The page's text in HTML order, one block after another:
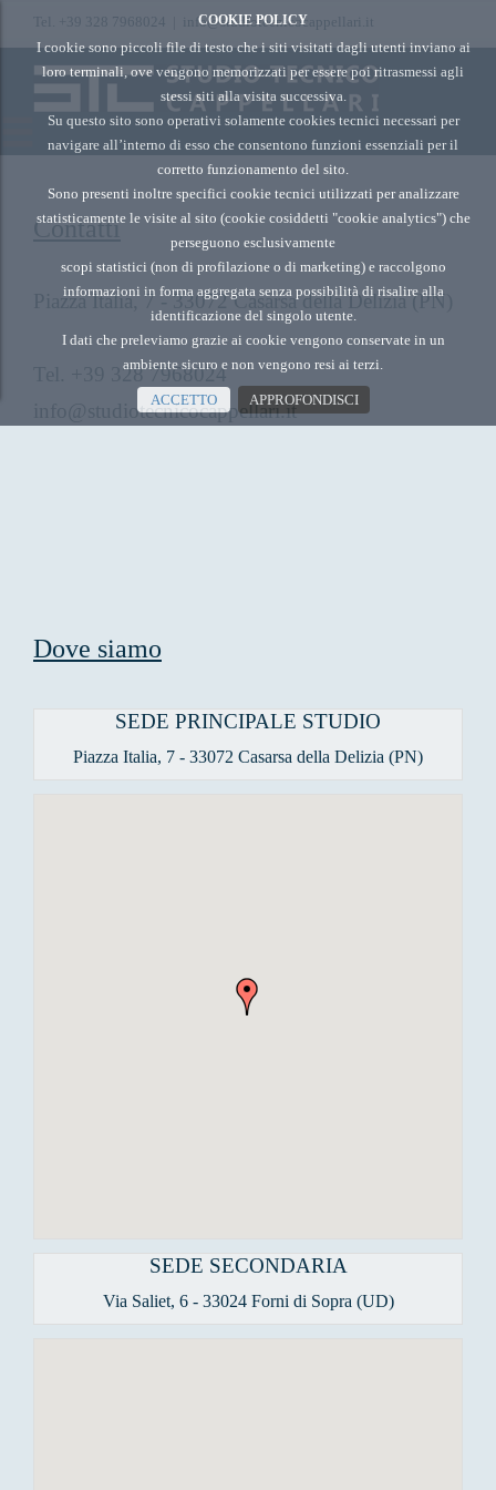
COOKIE POLICY
I cookie sono piccoli file di testo che i siti visitati dagli utenti inviano ai
loro terminali, ove vengono memorizzati per essere poi ritrasmessi agli
stessi siti alla visita successiva.
Su questo sito sono operativi solamente cookies tecnici necessari per
navigare all’interno di esso che consentono funzioni essenziali per il
corretto funzionamento del sito.
Sono presenti inoltre specifici cookie tecnici utilizzati per analizzare
statisticamente le visite al sito (cookie cosiddetti "cookie analytics") che
perseguono esclusivamente
scopi statistici (non di profilazione o di marketing) e raccolgono
informazioni in forma aggregata senza possibilità di risalire alla
identificazione del singolo utente.
I dati che preleviamo grazie ai cookie vengono conservate in un
ambiente sicuro e non vengono resi ai terzi.
ACCETTO APPROFONDISCI
Tel. +39 328 7968024 | info@studiotecnicocappellari.it
Contatti
Piazza Italia, 7 - 33072 Casarsa della Delizia (PN)
Tel. +39 328 7968024
info@studiotecnicocappellari.it
Dove siamo
SEDE PRINCIPALE STUDIO
Piazza Italia, 7 - 33072 Casarsa della Delizia (PN)
SEDE SECONDARIA
Via Saliet, 6 - 33024 Forni di Sopra (UD)